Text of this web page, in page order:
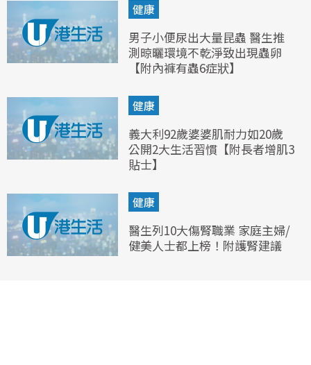
健康
男子小便尿出大量昆蟲 醫生推
測晾曬環境不乾淨致出現蟲卵
【附內褲有蟲6症狀】
健康
義大利92歲婆婆肌耐力如20歲
公開2大生活習慣【附長者增肌3
貼士】
健康
醫生列10大傷腎職業 家庭主婦/
健美人士都上榜！附護腎建議